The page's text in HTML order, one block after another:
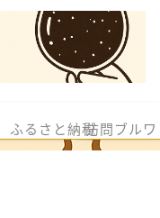
ふるさと納税訪問ブル